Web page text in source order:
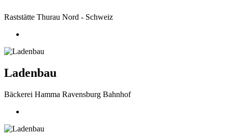
Raststätte Thurau Nord - Schweiz
Ladenbau
Bäckerei Hamma Ravensburg Bahnhof